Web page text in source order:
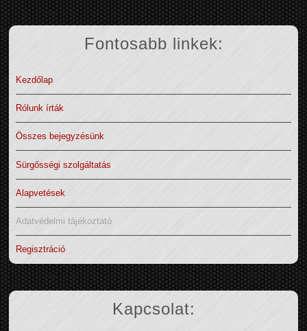
Fontosabb linkek:
Kezdőlap
Rólunk írták
Összes bejegyzésünk
Sürgősségi szolgáltatás
Alapvetések
Adatvédelmi tájékoztató
Regisztráció
Kapcsolat: